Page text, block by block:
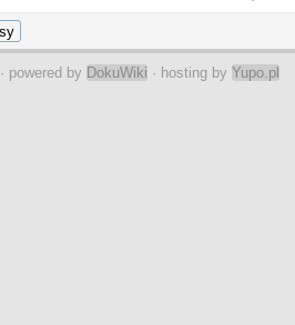
· powered by DokuWiki · hosting by Yupo.pl